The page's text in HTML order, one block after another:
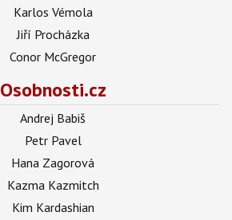
Karlos Vémola
Jiří Procházka
Conor McGregor
Osobnosti.cz
Andrej Babiš
Petr Pavel
Hana Zagorová
Kazma Kazmitch
Kim Kardashian